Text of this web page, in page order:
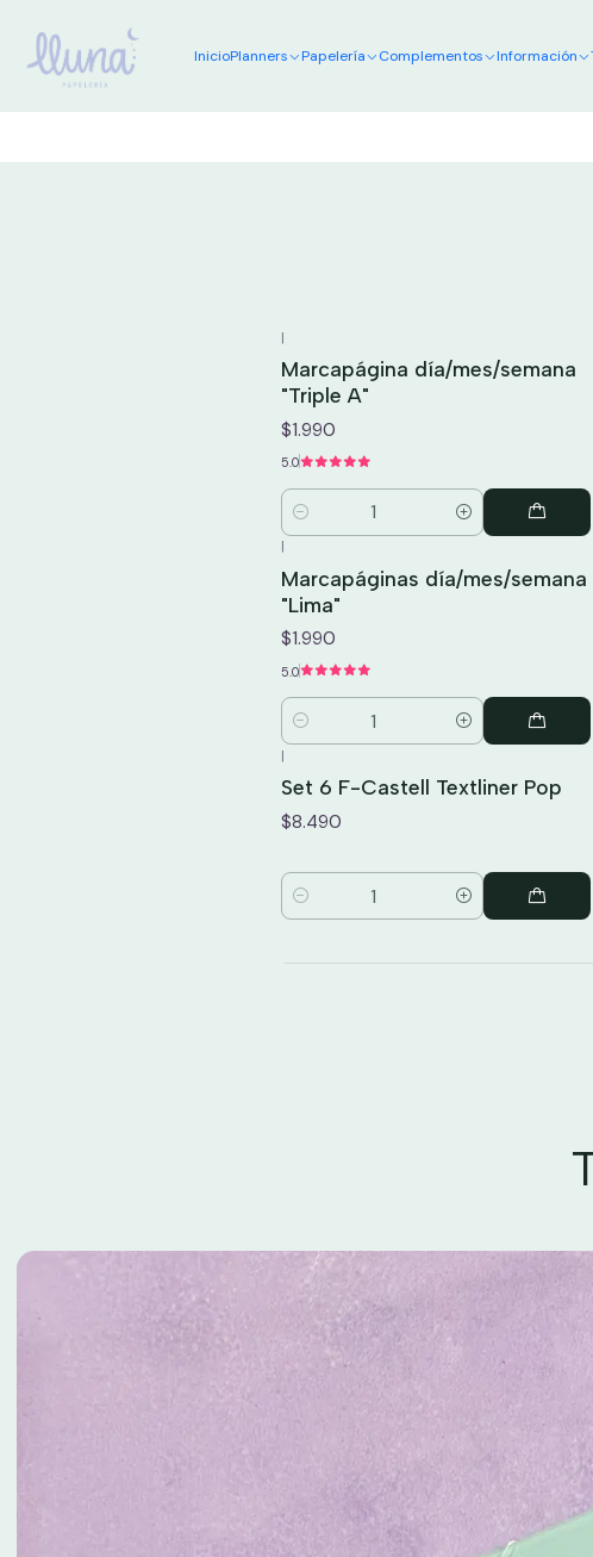
InicioPlanners Papelería Complementos Información
|
Marcapágina día/mes/semana
"Triple A"
$1.990
5.0
Cantidad
|
Marcapáginas día/mes/semana
"Lima"
$1.990
5.0
Cantidad
|
Set 6 F-Castell Textliner Pop
$8.490
Cantidad